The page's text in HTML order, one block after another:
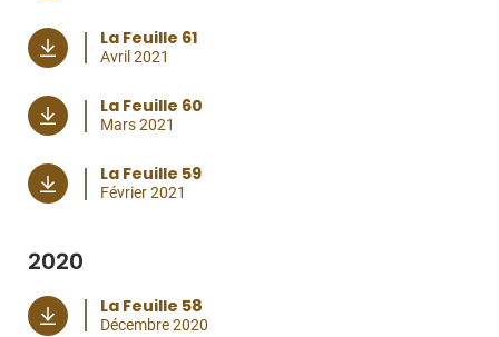
La Feuille 61
Avril 2021
La Feuille 60
Mars 2021
La Feuille 59
Février 2021
2020
La Feuille 58
Décembre 2020